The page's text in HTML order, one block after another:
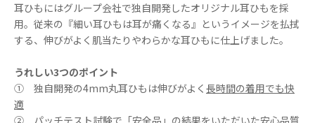
耳ひもにはグループ会社で独自開発したオリジナル耳ひもを採
用。従来の『細い耳ひもは耳が痛くなる』というイメージを払拭
する、伸びがよく肌当たりやわらかな耳ひもに仕上げました。
うれしい3つのポイント
① 独自開発の4mm丸耳ひもは伸びがよく 長時間の着用でも快
適